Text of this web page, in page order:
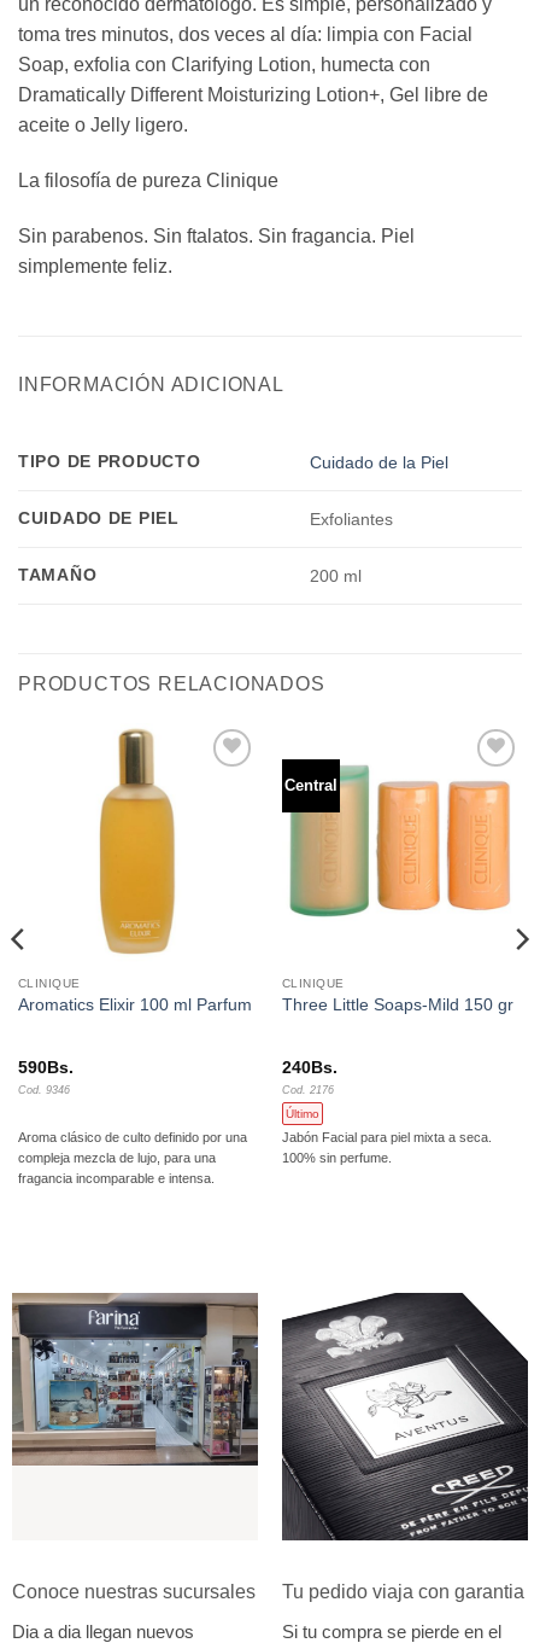
un reconocido dermatólogo. Es simple, personalizado y
toma tres minutos, dos veces al día: limpia con Facial
Soap, exfolia con Clarifying Lotion, humecta con
Dramatically Different Moisturizing Lotion+, Gel libre de
aceite o Jelly ligero.
La filosofía de pureza Clinique
Sin parabenos. Sin ftalatos. Sin fragancia. Piel
simplemente feliz.
INFORMACIÓN ADICIONAL
TIPO DE PRODUCTO Cuidado de la Piel
CUIDADO DE PIEL Exfoliantes
TAMAÑO 200 ml
PRODUCTOS RELACIONADOS
CLINIQUE
Aromatics Elixir 100 ml Parfum
590Bs.
Cod. 9346
Aroma clásico de culto definido por una
compleja mezcla de lujo, para una
fragancia incomparable e intensa.
Central
Añadir
a la
lista de
deseos
CLINIQUE
Three Little Soaps-Mild 150 gr
240Bs.
Cod. 2176
Último
Jabón Facial para piel mixta a seca.
100% sin perfume.
Conoce nuestras sucursales
Dia a dia llegan nuevos
Tu pedido viaja con garantia
Si tu compra se pierde en el